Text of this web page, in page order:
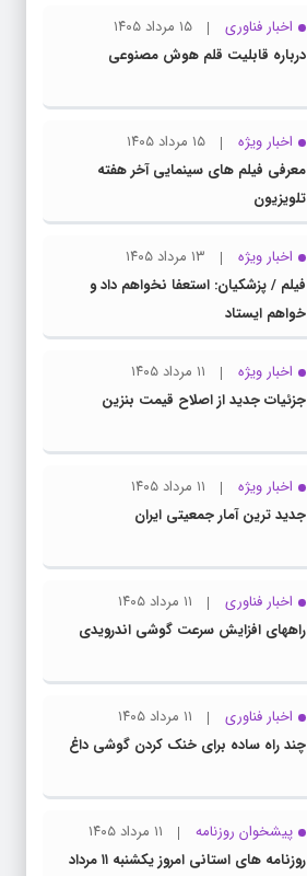
اخبار فناوری
۱۵ مرداد ۱۴۰۵
درباره قابلیت قلم هوش مصنوعی
اخبار ویژه
۱۵ مرداد ۱۴۰۵
معرفی فیلم های سینمایی آخر هفته
تلویزیون
اخبار ویژه
۱۳ مرداد ۱۴۰۵
فیلم / پزشکیان: استعفا نخواهم داد و
خواهم ایستاد
اخبار ویژه
۱۱ مرداد ۱۴۰۵
جزئیات جدید از اصلاح قیمت بنزین
اخبار ویژه
۱۱ مرداد ۱۴۰۵
جدید ترین آمار جمعیتی ایران
اخبار فناوری
۱۱ مرداد ۱۴۰۵
راههای افزایش سرعت گوشی اندرویدی
اخبار فناوری
۱۱ مرداد ۱۴۰۵
چند راه‌ ساده برای خنک کردن گوشی داغ
پیشخوان روزنامه
۱۱ مرداد ۱۴۰۵
روزنامه های استانی امروز یکشنبه ۱۱ مرداد